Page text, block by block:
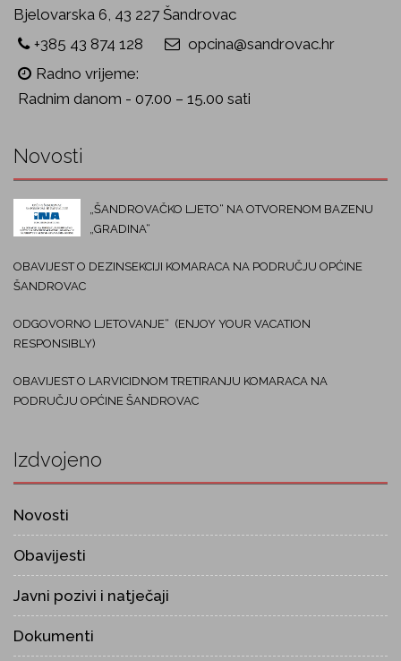
Bjelovarska 6, 43 227 Šandrovac
+385 43 874 128
opcina@sandrovac.hr
Radno vrijeme:
Radnim danom - 07.00 – 15.00 sati
Novosti
„ŠANDROVAČKO LJETO“ NA OTVORENOM BAZENU
„GRADINA“
OBAVIJEST O DEZINSEKCIJI KOMARACA NA PODRUČJU OPĆINE
ŠANDROVAC
ODGOVORNO LJETOVANJE“ (ENJOY YOUR VACATION
RESPONSIBLY)
OBAVIJEST O LARVICIDNOM TRETIRANJU KOMARACA NA
PODRUČJU OPĆINE ŠANDROVAC
Izdvojeno
Novosti
Obavijesti
Javni pozivi i natječaji
Dokumenti